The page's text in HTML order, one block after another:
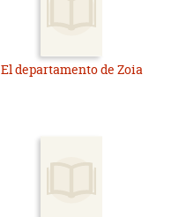
El departamento de Zoia